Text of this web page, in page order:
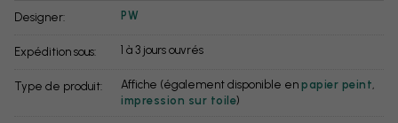
Designer: PW
Expédition sous: 1 à 3 jours ouvrés
Type de produit: Affiche (également disponible en papier peint
impression sur toile)